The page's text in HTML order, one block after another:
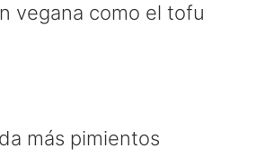
vegana como el tofu
más pimientos